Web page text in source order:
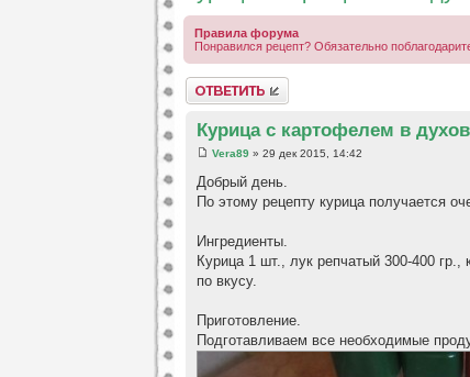
Правила форума
Понравился рецепт? Обязательно
Ответить
Курица с картофелем в
Vera89 » 29 дек 2015, 14:42
Добрый день.
По этому рецепту курица получается
Ингредиенты.
Курица 1 шт., лук репчатый 300-400
по вкусу.
Приготовление.
Подготавливаем все необходимые